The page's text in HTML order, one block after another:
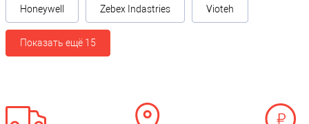
Honeywell Zebex Indastries Vioteh
Показать ещё 15